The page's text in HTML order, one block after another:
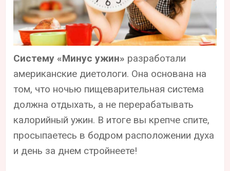
Систему «Минус ужин» разработали
американские диетологи. Она основана на
том, что ночью пищеварительная система
должна отдыхать, а не перерабатывать
калорийный ужин. В итоге вы крепче спите,
просыпаетесь в бодром расположении духа
и день за днем стройнеете!